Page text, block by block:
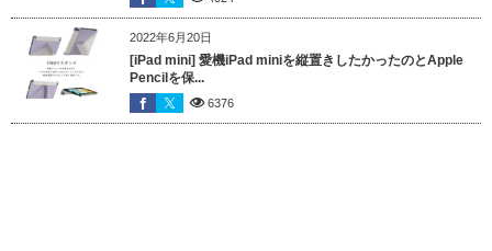
2022年6月20日
[iPad mini] 愛機iPad miniを縦置きしたかったのとApple
Pencilを保...
6376